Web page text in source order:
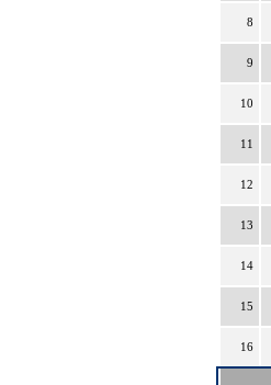
8
9
10
11
12
13
14
15
16